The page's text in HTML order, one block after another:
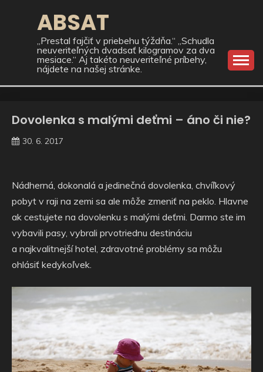
ABSAT
„Prestal fajčiť v priebehu týždňa.“ „Schudla
neuveriteľných dvadsať kilogramov za dva
mesiace.“ Aj takéto neuveriteľné príbehy,
nájdete na našej stránke.
Dovolenka s malými deťmi – áno či nie?
30. 6. 2017
Nádherná, dokonalá a jedinečná dovolenka, chvíľkový
pobyt v raji na zemi sa ale môže zmeniť na peklo. Hlavne
ak cestujete na dovolenku s malými deťmi. Darmo ste im
vybavili pasy, vybrali prvotriednu destináciu
a najkvalitnejší hotel, zdravotné problémy sa môžu
ohlásiť kedykoľvek.